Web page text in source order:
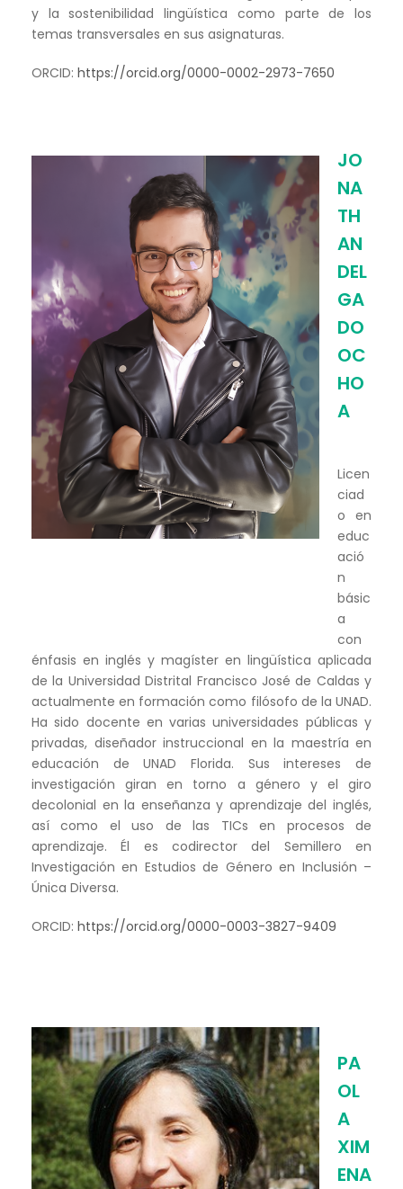
y la sostenibilidad lingüística como parte de los
temas transversales en sus asignaturas.
ORCID: https://orcid.org/0000-0002-2973-7650
JO
NA
TH
AN
DEL
GA
DO
OC
HO
A
Licen
ciad
o en
educ
ació
n
básic
a
con
énfasis en inglés y magíster en lingüística aplicada
de la Universidad Distrital Francisco José de Caldas y
actualmente en formación como filósofo de la UNAD.
Ha sido docente en varias universidades públicas y
privadas, diseñador instruccional en la maestría en
educación de UNAD Florida. Sus intereses de
investigación giran en torno a género y el giro
decolonial en la enseñanza y aprendizaje del inglés,
así como el uso de las TICs en procesos de
aprendizaje. Él es codirector del Semillero en
Investigación en Estudios de Género en Inclusión –
Única Diversa.
ORCID: https://orcid.org/0000-0003-3827-9409
PA
OL
A
XIM
ENA